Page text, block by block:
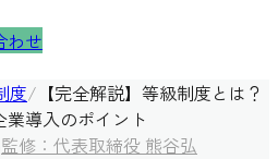
わせ
度/ 【完全解説】等級制度とは？
導入のポイント
監修：代表取締役 熊谷弘